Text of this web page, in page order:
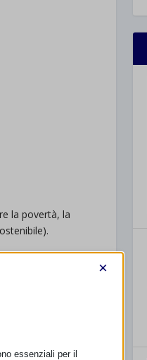
la povertà, la
×
essenziali per il